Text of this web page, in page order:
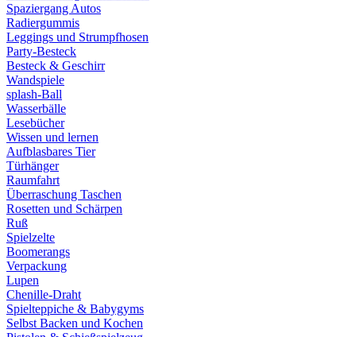
Spaziergang Autos
Radiergummis
Leggings und Strumpfhosen
Party-Besteck
Besteck & Geschirr
Wandspiele
splash-Ball
Wasserbälle
Lesebücher
Wissen und lernen
Aufblasbares Tier
Türhänger
Raumfahrt
Überraschung Taschen
Rosetten und Schärpen
Ruß
Spielzelte
Boomerangs
Verpackung
Lupen
Chenille-Draht
Spielteppiche & Babygyms
Selbst Backen und Kochen